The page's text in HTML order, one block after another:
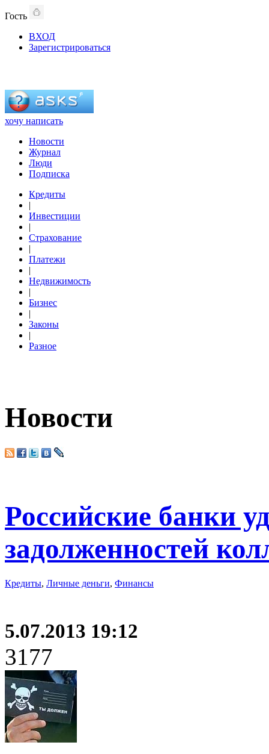
Гость
ВХОД
Зарегистрироваться
хочу написать
Новости
Журнал
Люди
Подписка
Кредиты
|
Инвестиции
|
Страхование
|
Платежи
|
Недвижимость
|
Бизнес
|
Законы
|
Разное
Новости
Российские банки
задолженностей
Кредиты, Личные деньги, Финансы
5.07.2013 19:12
3177